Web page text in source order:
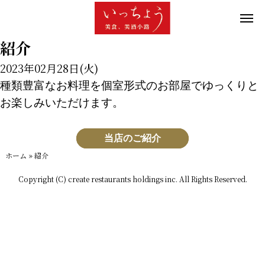
紹介
2023年02月28日(火)
種類豊富なお料理を個室形式のお部屋でゆっくりと
お楽しみいただけます。
当店のご紹介
ホーム »紹介
Copyright (C) create restaurants holdings inc. All Rights Reserved.